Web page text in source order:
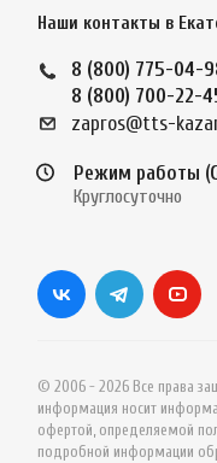
Наши контакты в
8 (800) 775-04-
8 (800) 700-22-
zapros@tts-
Режим работы
Круглосуточно
© 2006 - 2026 Все права
информация носит
офертой, определяемой
подробной информации